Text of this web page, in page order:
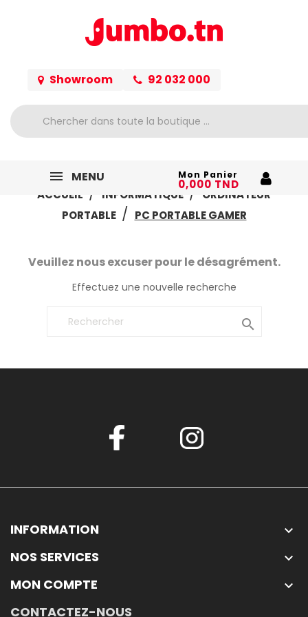
Showroom 92 032 000
MENU Mon Panier
0,000 TND
ACCUEIL INFORMATIQUE
ORDINATEUR
PORTABLE
PC PORTABLE GAMER
Veuillez nous excuser pour le désagrément.
Effectuez une nouvelle recherche

INFORMATION 
NOS SERVICES 
MON COMPTE 
CONTACTEZ-NOUS